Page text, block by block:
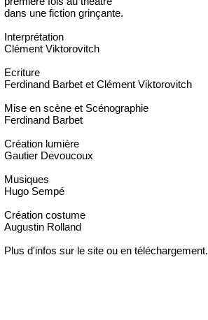
dans une fiction grinçante.
Interprétation
Clément Viktorovitch
Ecriture
Ferdinand Barbet et Clément Viktorovitch
Mise en scène et Scénographie
Ferdinand Barbet
Création lumière
Gautier Devoucoux
Musiques
Hugo Sempé
Création costume
Augustin Rolland
Plus d'infos sur le site ou en téléchargement.